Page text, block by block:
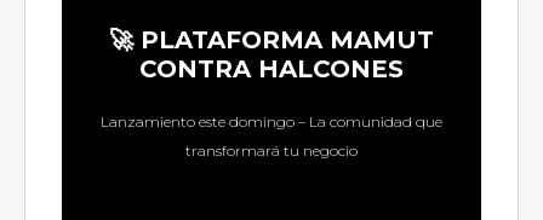
🚀 PLATAFORMA MAMUT
CONTRA HALCONES
Lanzamiento este domingo – La comunidad que
transformará tu negocio